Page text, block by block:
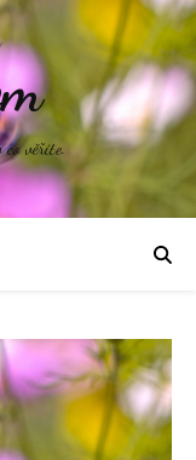
co věříte.